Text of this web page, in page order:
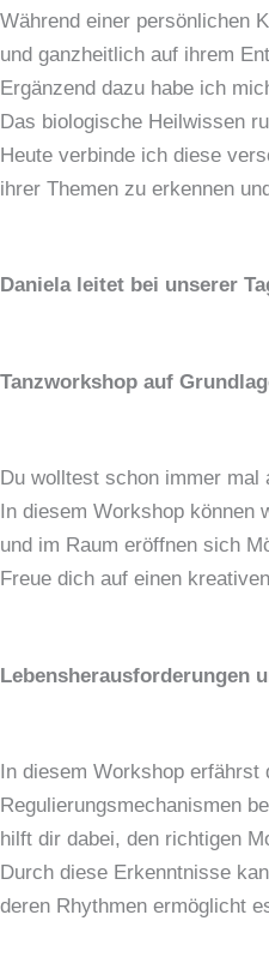
Während einer persönlichen
und ganzheitlich auf ihrem
Ergänzend dazu habe ich
Das biologische Heilwissen
Heute verbinde ich diese
ihrer Themen zu erkennen
Daniela leitet bei unserer
Tanzworkshop auf
Du wolltest schon immer mal
In diesem Workshop können
und im Raum eröffnen sich
Freue dich auf einen
Lebensherausforderungen
In diesem Workshop erfährst
Regulierungsmechanismen
hilft dir dabei, den richtigen
Durch diese Erkenntnisse
deren Rhythmen ermöglicht